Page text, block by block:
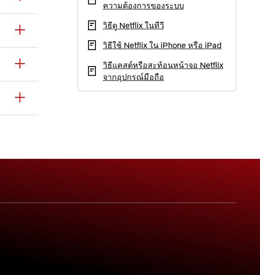
ความต้องการของระบบ
วิธีดู Netflix ในทีวี
วิธีใช้ Netflix ใน iPhone หรือ iPad
วิธีแคสต์หรือสะท้อนหน้าจอ Netflix
จากอุปกรณ์มือถือ